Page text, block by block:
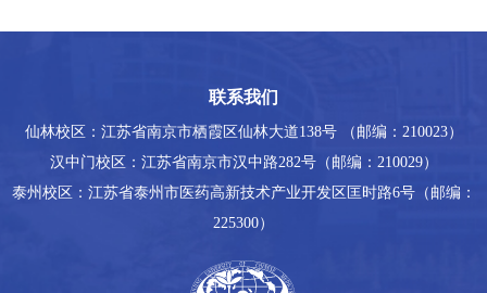
联系我们
仙林校区：江苏省南京市栖霞区仙林大道138号 （邮编：210023）
汉中门校区：江苏省南京市汉中路282号（邮编：210029）
泰州校区：江苏省泰州市医药高新技术产业开发区匡时路6号（邮编：
225300）